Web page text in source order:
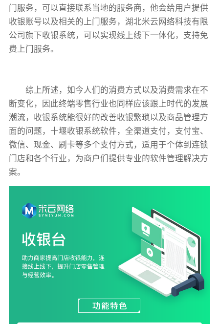
门服务，可以直接联系当地的服务商，他会给用户提供
收银账号以及相关的上门服务，湖北米云网络科技有限
公司旗下收银系统，可以实现线上线下一体化，支持免
费上门服务。
综上所述，如今人们的消费方式以及消费需求在不
断变化，因此终端零售行业也同样应该跟上时代的发展
潮流，收银系统能很好的改善收银繁琐以及商品管理方
面的问题，十堰收银系统软件，全渠道支付，支付宝、
微信、现金、刷卡等多个支付方式，适用于个体到连锁
门店和各个行业，为商户们提供专业的软件管理解决方
案。